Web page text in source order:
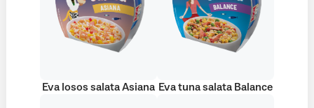
Eva losos salata Asiana Eva tuna salata Balance